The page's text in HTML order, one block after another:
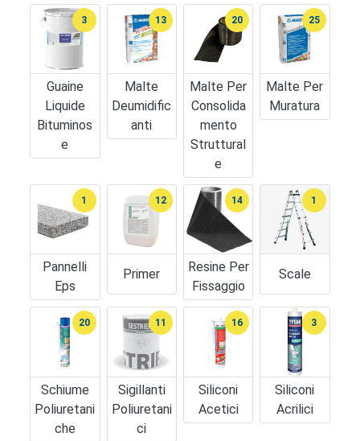
Guaine
Liquide
Bituminos
E
3
Malte
Deumidific
Anti
13
Malte Per
Consolida
Mento
Struttural
E
20
Malte Per
Muratura
25
Pannelli
Eps
1
Primer
12
Resine Per
Fissaggio
14
Scale
1
Schiume
Poliuretani
Che
20
Sigillanti
Poliuretani
Ci
11
Siliconi
Acetici
16
Siliconi
Acrilici
3